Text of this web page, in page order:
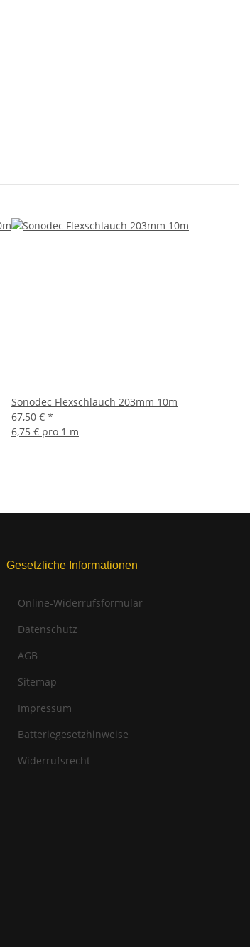
Sonodec Flexschlauch 203mm 10m
67,50 € *
6,75 € pro 1 m
Gesetzliche Informationen
Online-Widerrufsformular
Datenschutz
AGB
Sitemap
Impressum
Batteriegesetzhinweise
Widerrufsrecht